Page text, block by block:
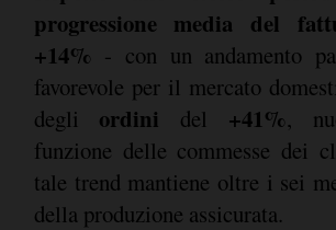
progressione media del
+14% - con un andamento
favorevole per il mercato
degli ordini del +41%,
funzione delle commesse dei
tale trend mantiene oltre i sei
della produzione assicurata.